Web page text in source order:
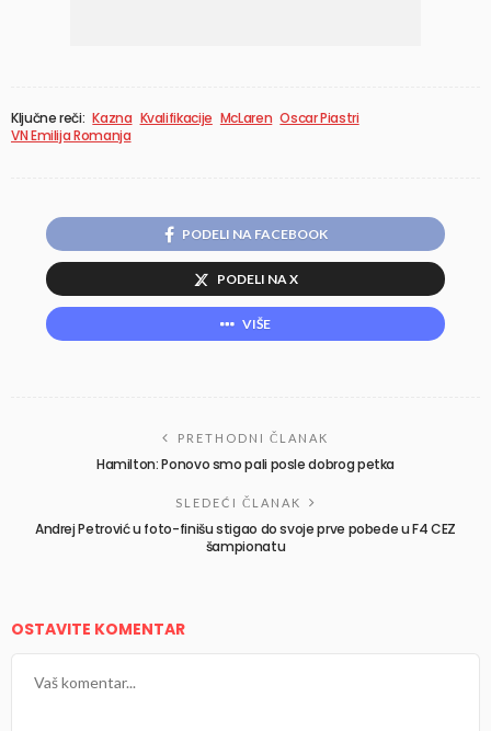
Ključne reči: Kazna Kvalifikacije McLaren Oscar Piastri
VN Emilija Romanja
PODELI NA FACEBOOK
PODELI NA X
VIŠE
PRETHODNI ČLANAK
Hamilton: Ponovo smo pali posle dobrog petka
SLEDEĆI ČLANAK
Andrej Petrović u foto-finišu stigao do svoje prve pobede u F4 CEZ
šampionatu
OSTAVITE KOMENTAR